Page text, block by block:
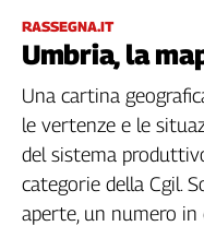
Categorie
Filcams
Filctem
Fillea
Filt
Fiom
RASSEGNA.IT
Umbria, la
Una cartina
le vertenze e le
del sistema
categorie della Cgil.
aperte, un numero